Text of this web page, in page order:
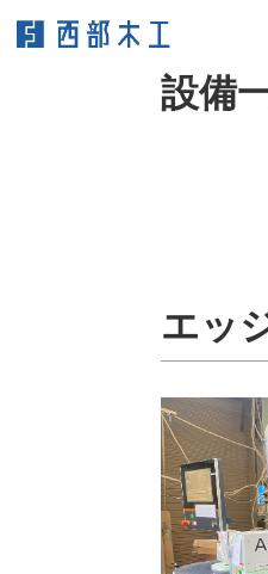
設備
エッ